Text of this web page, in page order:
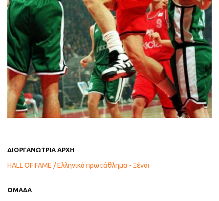
ΔΙΟΡΓΑΝΩΤΡΙΑ ΑΡΧΗ
HALL OF FAME / Ελληνικό πρωτάθλημα - Ξένοι
ΟΜΑΔΑ